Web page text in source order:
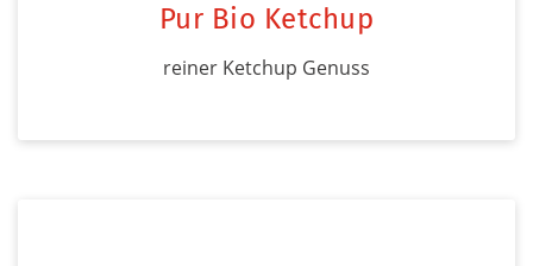
Pur Bio Ketchup
reiner Ketchup Genuss